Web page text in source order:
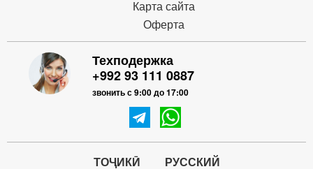
Карта сайта
Оферта
Техподержка
+992 93 111 0887
звонить с 9:00 до 17:00
ТОҶИКӢ РУССКИЙ